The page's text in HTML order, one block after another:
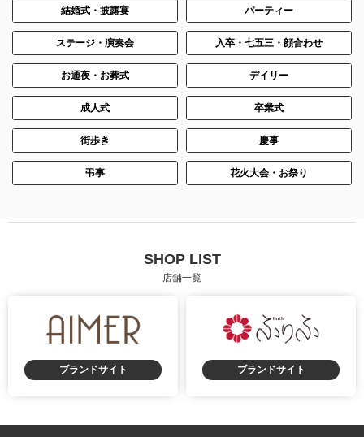
結婚式・披露宴 パーティー
ステージ・演奏会 入卒・七五三・顔合わせ
お通夜・お葬式 デイリー
成人式 卒業式
街歩き 慶事
弔事 花火大会・お祭り
SHOP LIST
店舗一覧
ブランドサイト ブランドサイト